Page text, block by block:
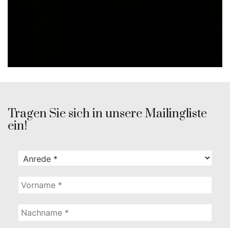
Tragen Sie sich in unsere Mailingliste
ein!